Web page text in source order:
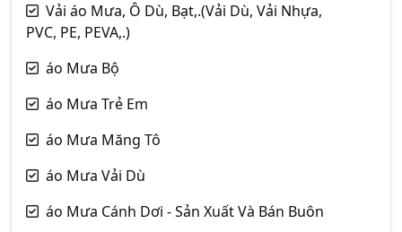
Vải áo Mưa, Ô Dù, Bạt,.(Vải Dù, Vải Nhựa,
PVC, PE, PEVA,.)
áo Mưa Bộ
áo Mưa Trẻ Em
áo Mưa Măng Tô
áo Mưa Vải Dù
áo Mưa Cánh Dơi - Sản Xuất Và Bán Buôn